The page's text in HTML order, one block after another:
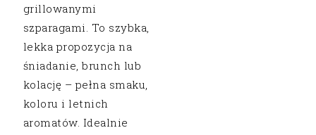
grillowanymi
szparagami. To szybka,
lekka propozycja na
śniadanie, brunch lub
kolację – pełna smaku,
koloru i letnich
aromatów. Idealnie